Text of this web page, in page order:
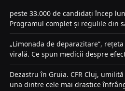
peste 33.000 de candidați încep
Programul complet și regulile din
„Limonada de deparazitare”,
virală. Ce spun medicii despre
Dezastru în Gruia. CFR Cluj,
una dintre cele mai drastice